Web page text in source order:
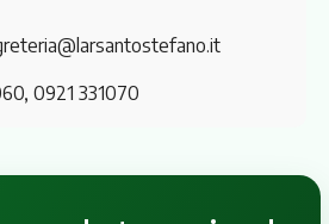
0921 331070